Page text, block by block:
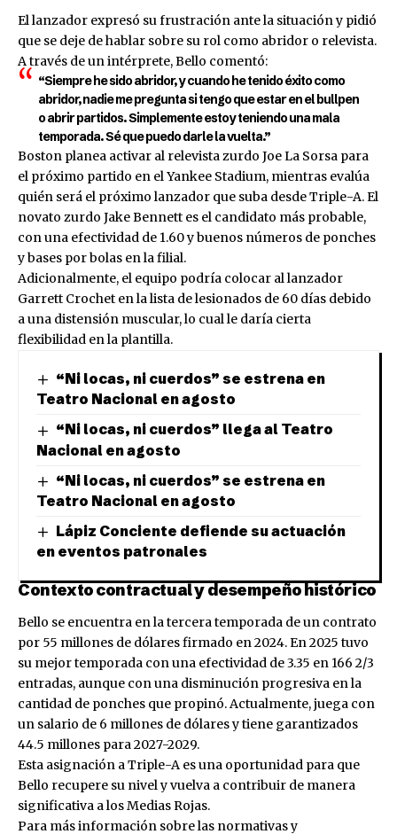
El lanzador expresó su frustración ante la situación y pidió
que se deje de hablar sobre su rol como abridor o relevista.
A través de un intérprete, Bello comentó:
“Siempre he sido abridor, y cuando he tenido éxito como
abridor, nadie me pregunta si tengo que estar en el bullpen
o abrir partidos. Simplemente estoy teniendo una mala
temporada. Sé que puedo darle la vuelta.”
Boston planea activar al relevista zurdo Joe La Sorsa para
el próximo partido en el Yankee Stadium, mientras evalúa
quién será el próximo lanzador que suba desde Triple-A. El
novato zurdo Jake Bennett es el candidato más probable,
con una efectividad de 1.60 y buenos números de ponches
y bases por bolas en la filial.
Adicionalmente, el equipo podría colocar al lanzador
Garrett Crochet en la lista de lesionados de 60 días debido
a una distensión muscular, lo cual le daría cierta
flexibilidad en la plantilla.
“Ni locas, ni cuerdos” se estrena en
Teatro Nacional en agosto
“Ni locas, ni cuerdos” llega al Teatro
Nacional en agosto
“Ni locas, ni cuerdos” se estrena en
Teatro Nacional en agosto
Lápiz Conciente defiende su actuación
en eventos patronales
Contexto contractual y desempeño histórico
Bello se encuentra en la tercera temporada de un contrato
por 55 millones de dólares firmado en 2024. En 2025 tuvo
su mejor temporada con una efectividad de 3.35 en 166 2/3
entradas, aunque con una disminución progresiva en la
cantidad de ponches que propinó. Actualmente, juega con
un salario de 6 millones de dólares y tiene garantizados
44.5 millones para 2027-2029.
Esta asignación a Triple-A es una oportunidad para que
Bello recupere su nivel y vuelva a contribuir de manera
significativa a los Medias Rojas.
Para más información sobre las normativas y